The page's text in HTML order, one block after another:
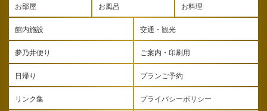
お部屋 お風呂 お料理
館内施設 交通・観光
夢乃井便り ご案内・印刷用
日帰り プランご予約
リンク集 プライバシーポリシー